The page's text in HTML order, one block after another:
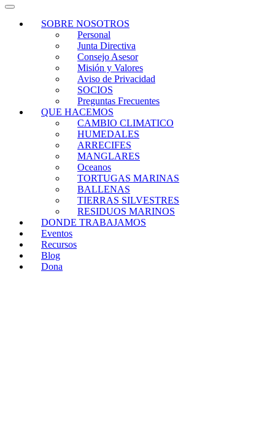
SOBRE NOSOTROS
Personal
Junta Directiva
Consejo Asesor
Misión y Valores
Aviso de Privacidad
SOCIOS
Preguntas Frecuentes
QUE HACEMOS
CAMBIO CLIMATICO
HUMEDALES
ARRECIFES
MANGLARES
Oceanos
TORTUGAS MARINAS
BALLENAS
TIERRAS SILVESTRES
RESIDUOS MARINOS
DONDE TRABAJAMOS
Eventos
Recursos
Blog
Dona